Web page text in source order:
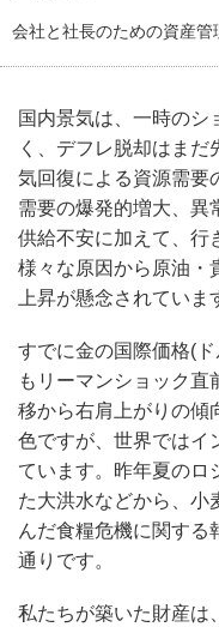
会社と社長のための資産管
国内景気は、一時のシ
く、デフレ脱却はま
気回復による資源需要
需要の爆発的増大、異
供給不安に加えて、行
様々な原因から原油・
上昇が懸念されていま
すでに金の国際価格(
もリーマンショック直
移から右肩上がりの傾
色ですが、世界ではイ
ています。昨年夏のロ
た大洪水などから、小
んだ食糧危機に関する
通りです。
私たちが築いた財産は